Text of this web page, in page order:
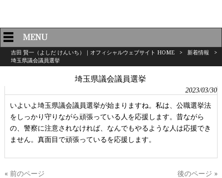
MENU
吉田 賢一（よしだ けんいち）｜オフィシャルウェブサイト HOME > 新着情報
>
埼玉県議会議員選挙
埼玉県議会議員選挙
2023/03/30
いよいよ埼玉県議会議員選挙が始まりますね。私は、公職選挙法
をしっかり守りながら頑張っている人を応援します。昔ながら
の、警察に注意されなければ、なんでもやるような人は応援でき
ません。真面目で頑張っているを応援します。
« 前のページ 後のページ »